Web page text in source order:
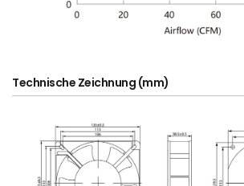
Technische Zeichnung (mm)